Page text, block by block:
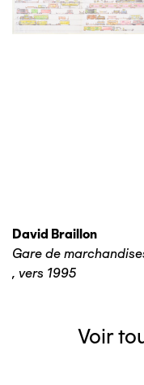
David Braillon
Gare de
, vers 1995
Voir